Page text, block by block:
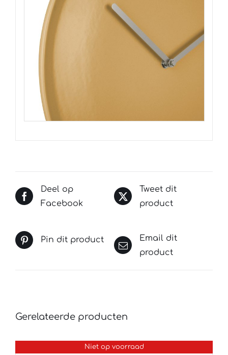
Deel op
Facebook
Tweet dit
product
Pin dit product
Email dit
product
Gerelateerde producten
Niet op voorraad